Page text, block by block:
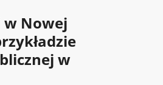
Nowej
w